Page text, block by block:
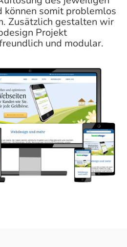
können somit problemlos
Zusätzlich gestalten wir
Projekt
und modular.